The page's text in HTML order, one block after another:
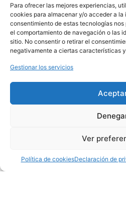
Para ofrecer las mejores experiencias,
cookies para almacenar y/o acceder a la
consentimiento de estas tecnologías
el comportamiento de navegación o las
sitio. No consentir o retirar el
negativamente a ciertas características
Gestionar los servicios
Ver
Política de cookiesDeclaración de
Teléfono:
91 681
70 12
Horario: de 8:00
a 14:00
PUESTO
MERCAMADRID
Nave de
Puesto 15